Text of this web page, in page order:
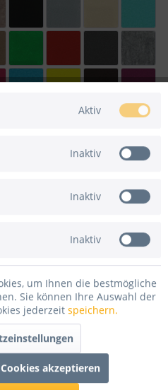
DIN 4102 B1, ca.
Aktiv
Inaktiv
Inaktiv
Inaktiv
um Ihnen die bestmögliche
Sie können Ihre Auswahl der
jederzeit speichern.
akzeptieren